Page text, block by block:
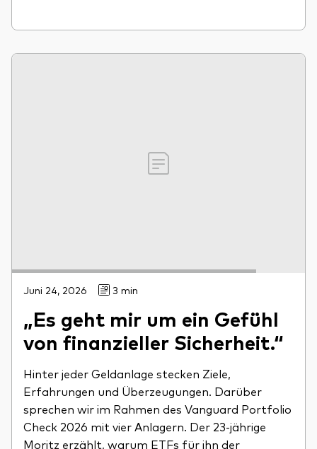
Juni 24, 2026 3 min
„Es geht mir um ein Gefühl
von finanzieller Sicherheit.“
Hinter jeder Geldanlage stecken Ziele,
Erfahrungen und Überzeugungen. Darüber
sprechen wir im Rahmen des Vanguard Portfolio
Check 2026 mit vier Anlagern. Der 23-jährige
Moritz erzählt, warum ETFs für ihn der